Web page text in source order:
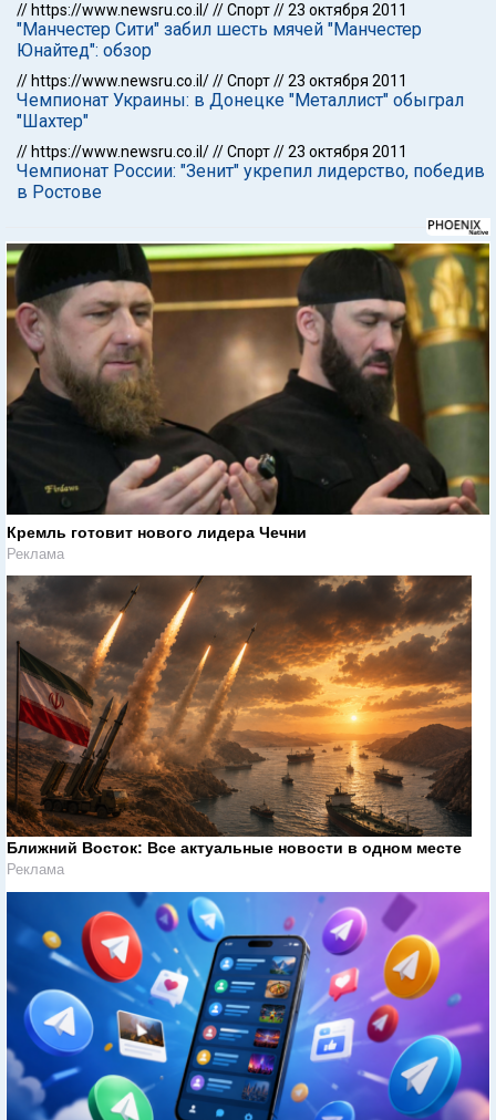
// https://www.newsru.co.il///Спорт//23 октября 2011
"Манчестер Сити" забил шесть мячей "Манчестер
Юнайтед": обзор
// https://www.newsru.co.il///Спорт//23 октября 2011
Чемпионат Украины: в Донецке "Металлист" обыграл
"Шахтер"
// https://www.newsru.co.il///Спорт//23 октября 2011
Чемпионат России: "Зенит" укрепил лидерство, победив
в Ростове
Кремль готовит нового лидера Чечни
Реклама
Ближний Восток: Все актуальные новости в одном месте
Реклама